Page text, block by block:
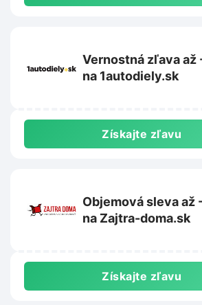
Vernostná zľava až
na 1autodiely.sk
Získajte zľavu
Objemová sleva až
na Zajtra-doma.sk
Získajte zľavu